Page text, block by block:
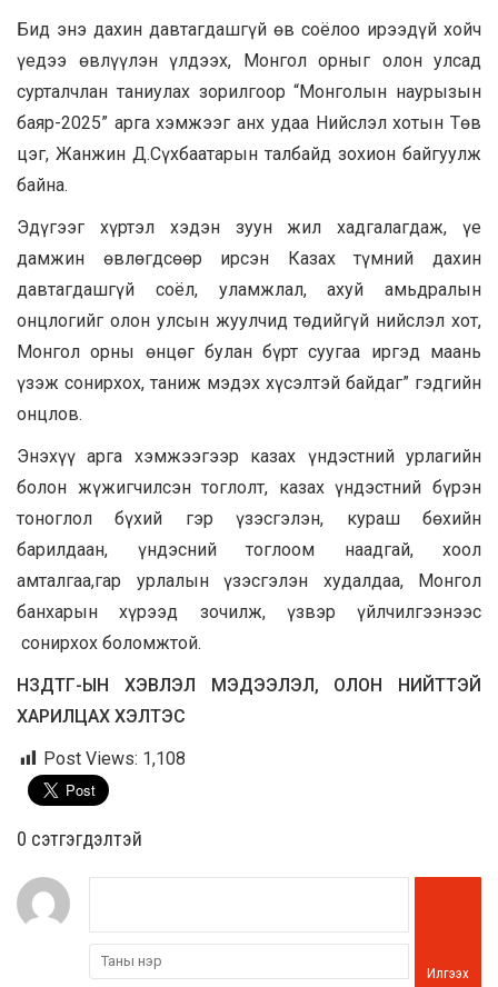
Бид энэ дахин давтагдашгүй өв соёлоо ирээдүй хойч
үедээ өвлүүлэн үлдээх, Монгол орныг олон улсад
сурталчлан таниулах зорилгоор “Монголын наурызын
баяр-2025” арга хэмжээг анх удаа Нийслэл хотын Төв
цэг, Жанжин Д.Сүхбаатарын талбайд зохион байгуулж
байна.
Эдүгээг хүртэл хэдэн зуун жил хадгалагдаж, үе
дамжин өвлөгдсөөр ирсэн Казах түмний дахин
давтагдашгүй соёл, уламжлал, ахуй амьдралын
онцлогийг олон улсын жуулчид төдийгүй нийслэл хот,
Монгол орны өнцөг булан бүрт суугаа иргэд маань
үзэж сонирхох, таниж мэдэх хүсэлтэй байдаг” гэдгийн
онцлов.
Энэхүү арга хэмжээгээр
казах үндэстний урлагийн
болон жүжигчилсэн тоглолт, казах үндэстний бүрэн
тоноглол бүхий гэр үзэсгэлэн, кураш бөхийн
барилдаан, үндэсний тоглоом наадгай, хоол
амталгаа,гар урлалын үзэсгэлэн худалдаа,
Монгол
банхарын хүрээд зочилж, үзвэр үйлчилгээнээс
сонирхох боломжтой.
НЗДТГ-ЫН ХЭВЛЭЛ МЭДЭЭЛЭЛ, ОЛОН НИЙТТЭЙ
ХАРИЛЦАХ ХЭЛТЭС
Post Views: 1,108
0 cэтгэгдэлтэй
Илгээх